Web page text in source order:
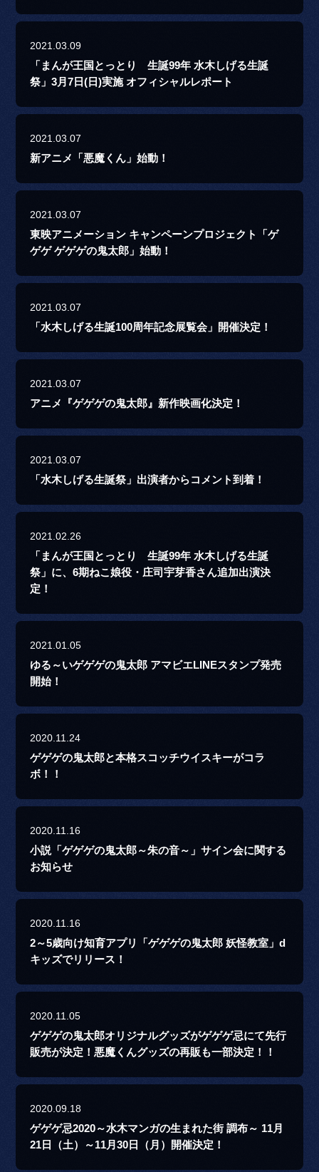
2021.03.09
「まんが王国とっとり 生誕99年 水木しげる生誕
祭」3月7日(日)実施 オフィシャルレポート
2021.03.07
新アニメ「悪魔くん」始動！
2021.03.07
東映アニメーション キャンペーンプロジェクト「ゲ
ゲゲ ゲゲゲの鬼太郎」始動！
2021.03.07
「水木しげる生誕100周年記念展覧会」開催決定！
2021.03.07
アニメ『ゲゲゲの鬼太郎』新作映画化決定！
2021.03.07
「水木しげる生誕祭」出演者からコメント到着！
2021.02.26
「まんが王国とっとり 生誕99年 水木しげる生誕
祭」に、6期ねこ娘役・庄司宇芽香さん追加出演決
定！
2021.01.05
ゆる～いゲゲゲの鬼太郎 アマビエLINEスタンプ発売
開始！
2020.11.24
ゲゲゲの鬼太郎と本格スコッチウイスキーがコラ
ボ！！
2020.11.16
小説「ゲゲゲの鬼太郎～朱の音～」サイン会に関する
お知らせ
2020.11.16
2～5歳向け知育アプリ「ゲゲゲの鬼太郎 妖怪教室」d
キッズでリリース！
2020.11.05
ゲゲゲの鬼太郎オリジナルグッズがゲゲゲ忌にて先行
販売が決定！悪魔くんグッズの再販も一部決定！！
2020.09.18
ゲゲゲ忌2020～水木マンガの生まれた街 調布～ 11月
21日（土）～11月30日（月）開催決定！